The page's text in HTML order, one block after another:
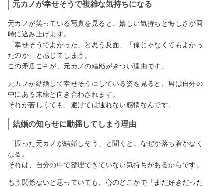
元カノが幸せそうで複雑な気持ちになる
元カノが笑っている写真を見ると、嬉しい気持ちと悔しさが同
時に込み上げます。
「幸せそうでよかった」と思う反面、「俺じゃなくてもよかっ
たのか」と感じてしまう。
この矛盾こそが、元カノの結婚がきつい理由です。
元カノが結婚して幸せそうにしている姿を見ると、男は自分の
中にある未練と向き合わされます。
それが苦しくても、避けては通れない感情なんです。
結婚の知らせに動揺してしまう理由
「振った元カノが結婚しそう」と聞くと、なぜか落ち着かなく
なる。
それは、自分の中で整理できていない気持ちがあるからです。
もう関係ないと思っていても、心のどこかで「まだ好きだった